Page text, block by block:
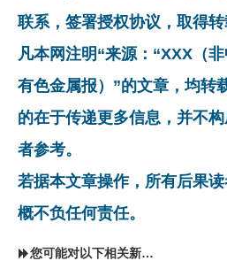
联系，签署授权协议，取得转
凡本网注明“来源：“XXX（
有色金属报）”的文章，均转
的在于传递更多信息，并不
者参考。
若据本文章操作，所有后果
概不负任何责任。
您可能对以下相关新闻同样感兴趣